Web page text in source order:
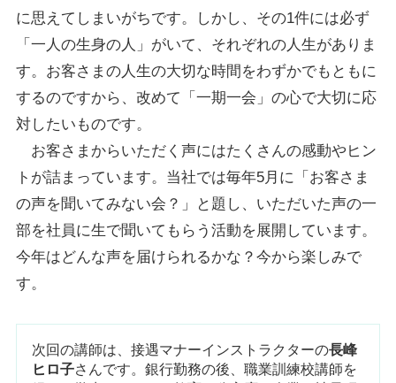
に思えてしまいがちです。しかし、その1件には必ず
「一人の生身の人」がいて、それぞれの人生がありま
す。お客さまの人生の大切な時間をわずかでもともに
するのですから、改めて「一期一会」の心で大切に応
対したいものです。
お客さまからいただく声にはたくさんの感動やヒン
トが詰まっています。当社では毎年5月に「お客さま
の声を聞いてみない会？」と題し、いただいた声の一
部を社員に生で聞いてもらう活動を展開しています。
今年はどんな声を届けられるかな？今から楽しみで
す。
次回の講師は、接遇マナーインストラクターの長峰
ヒロ子さんです。銀行勤務の後、職業訓練校講師を